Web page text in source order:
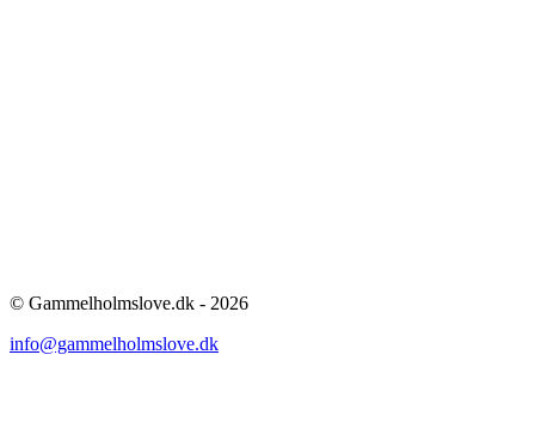
© Gammelholmslove.dk - 2026
info@gammelholmslove.dk